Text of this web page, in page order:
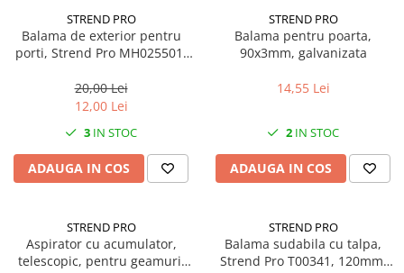
STREND PRO
Balama de exterior pentru
porti, Strend Pro MH025501,
20,00 Lei
12,00 Lei
3 IN STOC
ADAUGA IN COS
STREND PRO
Balama pentru poarta,
90x3mm, galvanizata
14,55 Lei
2 IN STOC
ADAUGA IN COS
STREND PRO
Aspirator cu acumulator,
telescopic, pentru geamuri,
STREND PRO
Balama sudabila cu talpa,
Strend Pro T00341, 120mm,